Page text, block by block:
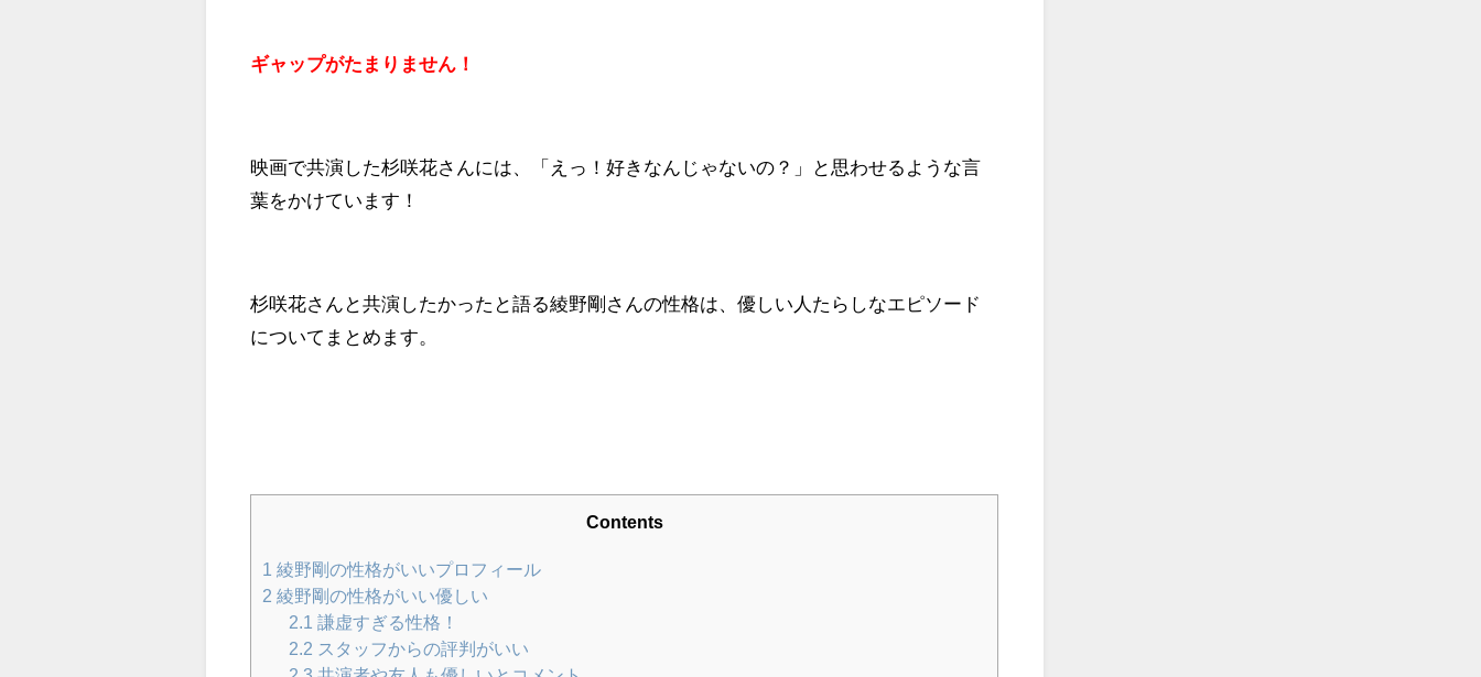
ギャップがたまりません！
映画で共演した杉咲花さんには、「えっ！好きなんじゃないの？」と思わせるような言
葉をかけています！
杉咲花さんと共演したかったと語る綾野剛さんの性格は、優しい人たらしなエピソード
についてまとめます。
Contents
1 綾野剛の性格がいいプロフィール
2 綾野剛の性格がいい優しい
2.1 謙虚すぎる性格！
2.2 スタッフからの評判がいい